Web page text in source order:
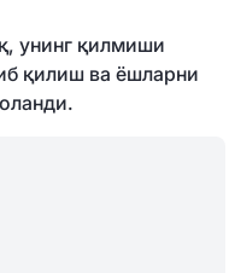
унинг қилмиши
қилиш ва ёшларни